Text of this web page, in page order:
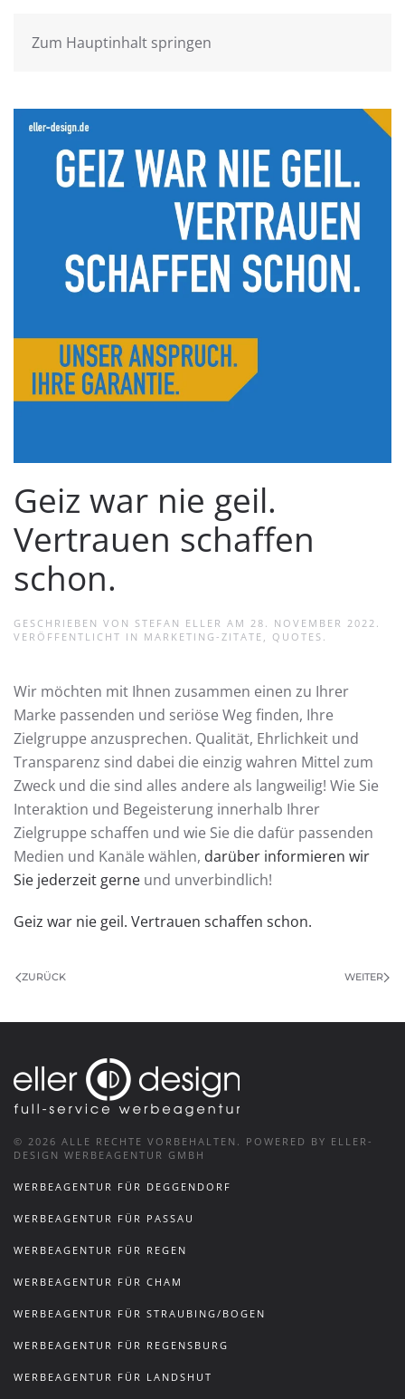
Zum Hauptinhalt springen
Geiz war nie geil.
Vertrauen schaffen
schon.
GESCHRIEBEN VON STEFAN ELLER AM 28. NOVEMBER 2022 .
VERÖFFENTLICHT IN MARKETING-ZITATE , QUOTES .
Wir möchten mit Ihnen zusammen einen zu Ihrer
Marke passenden und seriöse Weg finden, Ihre
Zielgruppe anzusprechen. Qualität, Ehrlichkeit und
Transparenz sind dabei die einzig wahren Mittel zum
Zweck und die sind alles andere als langweilig! Wie Sie
Interaktion und Begeisterung innerhalb Ihrer
Zielgruppe schaffen und wie Sie die dafür passenden
Medien und Kanäle wählen, darüber informieren wir
Sie jederzeit gerne und unverbindlich!
Geiz war nie geil. Vertrauen schaffen schon.
ZURÜCK WEITER
© 2026 ALLE RECHTE VORBEHALTEN. POWERED BY ELLER-
DESIGN WERBEAGENTUR GMBH
WERBEAGENTUR FÜR DEGGENDORF
WERBEAGENTUR FÜR PASSAU
WERBEAGENTUR FÜR REGEN
WERBEAGENTUR FÜR CHAM
WERBEAGENTUR FÜR STRAUBING/BOGEN
WERBEAGENTUR FÜR REGENSBURG
WERBEAGENTUR FÜR LANDSHUT